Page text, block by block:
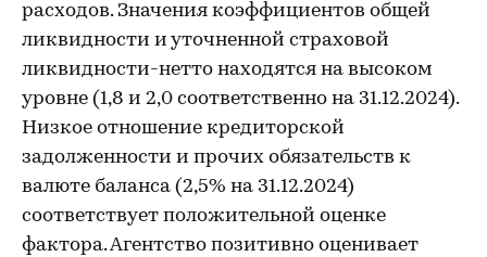
расходов. Значения коэффициентов общей
ликвидности и уточненной страховой
ликвидности-нетто находятся на высоком
уровне (1,8 и 2,0 соответственно на 31.12.2024).
Низкое отношение кредиторской
задолженности и прочих обязательств к
валюте баланса (2,5% на 31.12.2024)
соответствует положительной оценке
фактора. Агентство позитивно оценивает